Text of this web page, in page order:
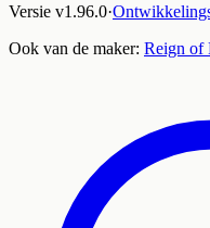
Versie v1.96.0·
Ook van de maker: Reign of